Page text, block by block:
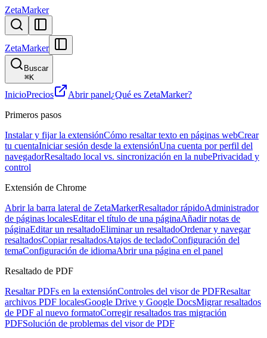
ZetaMarker
ZetaMarker
Buscar
⌘K
InicioPrecios Abrir panel¿Qué es ZetaMarker?
Primeros pasos
Instalar y fijar la extensiónCómo resaltar texto en páginas webCrear
tu cuentaIniciar sesión desde la extensiónUna cuenta por perfil del
navegadorResaltado local vs. sincronización en la nubePrivacidad y
control
Extensión de Chrome
Abrir la barra lateral de ZetaMarkerResaltador rápidoAdministrador
de páginas localesEditar el título de una páginaAñadir notas de
páginaEditar un resaltadoEliminar un resaltadoOrdenar y navegar
resaltadosCopiar resaltadosAtajos de tecladoConfiguración del
temaConfiguración de idiomaAbrir una página en el panel
Resaltado de PDF
Resaltar PDFs en la extensiónControles del visor de PDFResaltar
archivos PDF localesGoogle Drive y Google DocsMigrar resaltados
de PDF al nuevo formatoCorregir resaltados tras migración
PDFSolución de problemas del visor de PDF